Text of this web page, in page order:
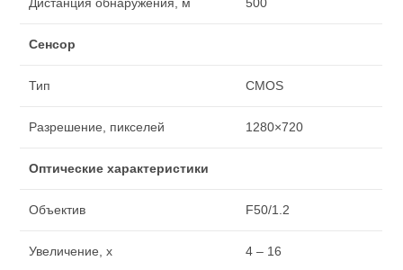
Сенсор
Тип CMOS
Разрешение, пикселей 1280×720
Оптические характеристики
Объектив F50/1.2
Увеличение, x 4 – 16